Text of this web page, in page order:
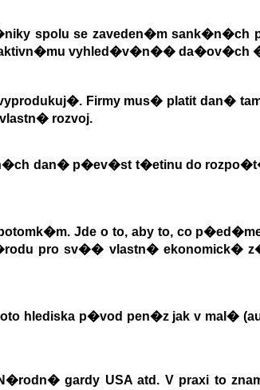
spolu se zaveden�m sank�n�ch
vyhled�v�n�� da�ov�ch
Firmy mus� platit dan�
rozvoj.
dan� p�ev�st t�etinu do
Jde o to, aby to, co
pro sv�� vlastn� ekonomick�
hlediska p�vod pen�z jak v mal�
gardy USA atd. V praxi to